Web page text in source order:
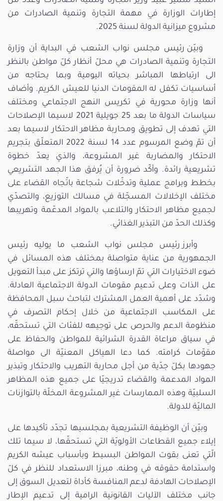
إطارات الوزارة في مهمة التجارة وتنمية الصادرات من
مشروع ميزانية الدولة لسنة 2025.
وبيّن رئيس مجلس نواب الشعب في البداية أن وزارة
التجارة وتنمية الصادرات هي محلّ أنظار كلّ مواطن بالنظر
الى ارتباطها المباشر بحياته اليومية وبما يحتاجه من
أساسيات تكفل له المقومات الدنيا للعيش الكريم. وأضاف
أنها وزارة محورية في تكريس النهج الاجتماعي ومختلف
سياسات الدولة ما بعد 25 جويلية 2021 لاسيما الإصلاحات
التي تهدف إلى تطويق ومحاربة مظاهر الاحتكار لاسيما بعد
أن تمّ وضع المرسوم عدد 14 لسنة 2022 المتعلّق بتجريم
الاحتكار والمضاربة غير المشروعة، والذي يعدّ خطوة
تشريعية رائدة. وأكّد ضرورة أن يُرفق هذا الجهد التشريعي
بخطط وبرامج عملية وتدخّلات شجاعة باتّجاه القضاء على
مختلف الإخلالات المسجّلة في مسالك التوزيع، والتصدّي
لجميع مظاهر الاحتكار والتلاعب بالمواد المدعّمة وتهريبها
وكذلك الحدّ من التبذير الغذائي.
وأبرز رئيس مجلس نواب الشعب ما يوليه رئيس
الجمهورية من عناية متواصلة بمختلف هذه المسائل في
ضوء الاختيارات التي تمّ ارساؤها والتي ترتكز على مبدأ التعويل
على الذات وعلى تدعيم مقومات الدولة الاجتماعية العادلة.
وشدّد على أهمية العمل المشترك لتباحث سبل المحافظة
على المكاسب الاجتماعية من خلال إحكام التصرف في
منظومة الدعم والحرص على توجيهه للفئات التي تستحقّه،
في سياق مراعاة القدرة الشرائية للمواطن والحفاظ على
مقوّمات كرامته. كما دعا الهياكل المعنيّة الى مواصلة
جهودها بكلّ جدّية من أجل محاربة التهريب والاحتكار وتبذير
المواد المدعمة والقضاء تدريجيّا على جميع هذه المظاهر
السلبيّة وهذه الممارسات غير المشروعة المخلّة بالتوازنات
الماليّة للدولة.
وبيّن أن الوظيفة التشريعية بمجلسيها تجدّد تأكيدها على
إيلاء جميع القطاعات الأولويّة التي تستحقّها، لا سيما تلك
الّتي تعنى بقوت المواطن البسيط وبأسباب عيشه الكريم
واستدامة حقوقه في وطنه، مبرزا الاستعداد للنظر في كلّ
الإصلاحات الهادفة لدعم المنافسة كأداة لتعديل السوق إلى
جانب مختلف الآليات القانونية الرامية إلى تدعيم الإطار